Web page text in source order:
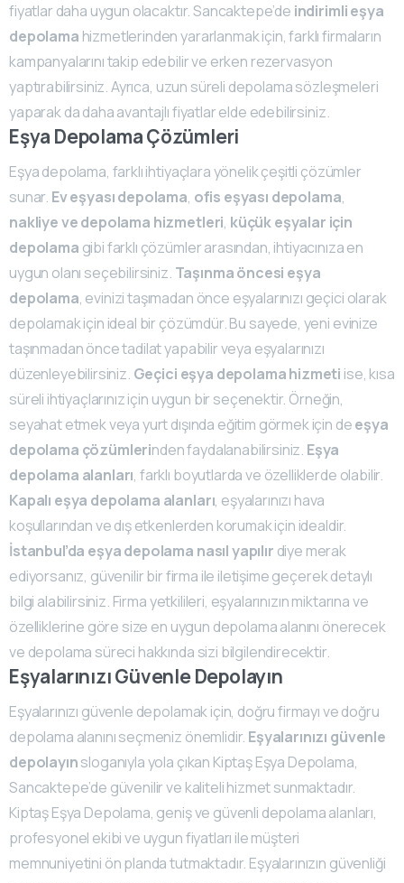
fiyatlar daha uygun olacaktır. Sancaktepe’de indirimli eşya
depolama hizmetlerinden yararlanmak için, farklı firmaların
kampanyalarını takip edebilir ve erken rezervasyon
yaptırabilirsiniz. Ayrıca, uzun süreli depolama sözleşmeleri
yaparak da daha avantajlı fiyatlar elde edebilirsiniz.
Eşya Depolama Çözümleri
Eşya depolama, farklı ihtiyaçlara yönelik çeşitli çözümler
sunar. Ev eşyası depolama, ofis eşyası depolama,
nakliye ve depolama hizmetleri, küçük eşyalar için
depolama gibi farklı çözümler arasından, ihtiyacınıza en
uygun olanı seçebilirsiniz. Taşınma öncesi eşya
depolama, evinizi taşımadan önce eşyalarınızı geçici olarak
depolamak için ideal bir çözümdür. Bu sayede, yeni evinize
taşınmadan önce tadilat yapabilir veya eşyalarınızı
düzenleyebilirsiniz. Geçici eşya depolama hizmeti ise, kısa
süreli ihtiyaçlarınız için uygun bir seçenektir. Örneğin,
seyahat etmek veya yurt dışında eğitim görmek için deeşya
depolama çözümlerinden faydalanabilirsiniz. Eşya
depolama alanları, farklı boyutlarda ve özelliklerde olabilir.
Kapalı eşya depolama alanları, eşyalarınızı hava
koşullarından ve dış etkenlerden korumak için idealdir.
İstanbul’da eşya depolama nasıl yapılır diye merak
ediyorsanız, güvenilir bir firma ile iletişime geçerek detaylı
bilgi alabilirsiniz. Firma yetkilileri, eşyalarınızın miktarına ve
özelliklerine göre size en uygun depolama alanını önerecek
ve depolama süreci hakkında sizi bilgilendirecektir.
Eşyalarınızı Güvenle Depolayın
Eşyalarınızı güvenle depolamak için, doğru firmayı ve doğru
depolama alanını seçmeniz önemlidir. Eşyalarınızı güvenle
depolayınsloganıyla yola çıkan Kiptaş Eşya Depolama,
Sancaktepe’de güvenilir ve kaliteli hizmet sunmaktadır.
Kiptaş Eşya Depolama, geniş ve güvenli depolama alanları,
profesyonel ekibi ve uygun fiyatları ile müşteri
memnuniyetini ön planda tutmaktadır. Eşyalarınızın güvenliği